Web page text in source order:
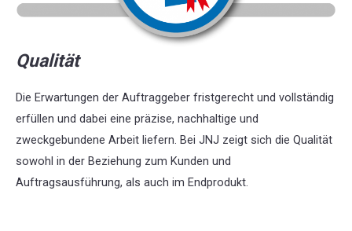
Qualität
Die Erwartungen der Auftraggeber fristgerecht und vollständig
erfüllen und dabei eine präzise, nachhaltige und
zweckgebundene Arbeit liefern. Bei JNJ zeigt sich die Qualität
sowohl in der Beziehung zum Kunden und
Auftragsausführung, als auch im Endprodukt.